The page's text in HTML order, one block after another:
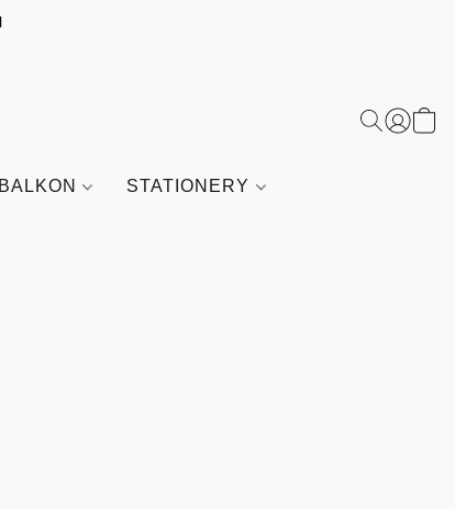
STATIONERY